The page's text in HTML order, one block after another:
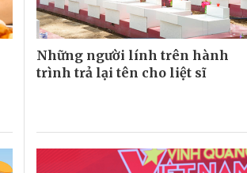
Những người lính trên hành
trình trả lại tên cho liệt sĩ